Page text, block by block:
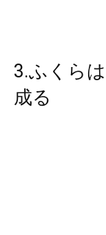
3.ふくら
成る